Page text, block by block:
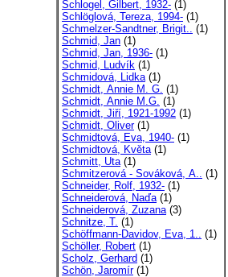
Schlogel, Gilbert, 1932- (1)
Schlöglová, Tereza, 1994- (1)
Schmelzer-Sandtner, Brigit.. (1)
Schmid, Jan (1)
Schmid, Jan, 1936- (1)
Schmid, Ludvík (1)
Schmidová, Lidka(1)
Schmidt, Annie M. G. (1)
Schmidt, Annie M.G. (1)
Schmidt, Jiří, 1921-1992 (1)
Schmidt, Oliver(1)
Schmidtová, Eva, 1940- (1)
Schmidtová, Květa(1)
Schmitt, Uta(1)
Schmitzerová - Sováková, A.. (1)
Schneider, Rolf, 1932- (1)
Schneiderová, Naďa(1)
Schneiderová, Zuzana(3)
Schnitze, T. (1)
Schöffmann-Davidov, Eva, 1.. (1)
Schöller, Robert (1)
Scholz, Gerhard (1)
Schön, Jaromír(1)